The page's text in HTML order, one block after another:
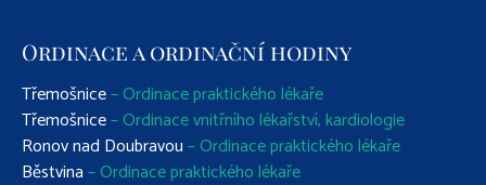
Ordinace a ordinační hodiny
Třemošnice– Ordinace praktického lékaře
Třemošnice– Ordinace vnitřního lékařství, kardiologie
Ronov nad Doubravou– Ordinace praktického lékaře
Běstvina– Ordinace praktického lékaře